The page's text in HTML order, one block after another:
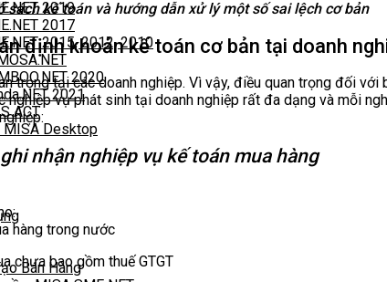
2019
2017
2015, 2012, 2010
2020
2021
ACT
MISA Desktop
Bán Hàng
sách kế toán và hướng dẫn xử lý một số sai lệch cơ bản
định khoản kế toán cơ bản tại doanh
trọng tại các doanh nghiệp. Vì vậy, điều quan trọng đối
nghiệp vụ phát sinh tại doanh nghiệp rất đa dạng và mỗi
nhận nghiệp vụ kế toán mua hàng
hàng trong nước
chưa bao gồm thuế GTGT